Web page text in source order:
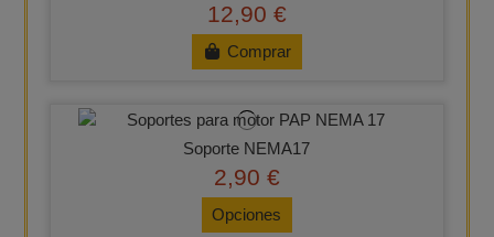
12,90 €
Comprar
Soporte NEMA17
2,90 €
Opciones